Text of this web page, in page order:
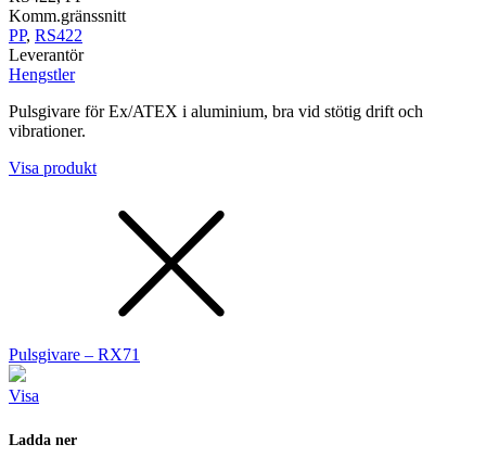
Komm.gränssnitt
PP, RS422
Leverantör
Hengstler
Pulsgivare för Ex/ATEX i aluminium, bra vid stötig drift och
vibrationer.
Visa produkt
Pulsgivare – RX71
Visa
Ladda ner